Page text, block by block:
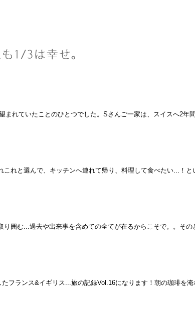
れていたことのひとつでした。Sさんご一家は、スイスへ2年
れと選んで、キッチンへ連れて帰り、料理して食べたい...！
囲む...過去や出来事を含めての全てが在るからこそで。。そ
ランス&イギリス...旅の記録Vol.16になります！朝の珈琲を